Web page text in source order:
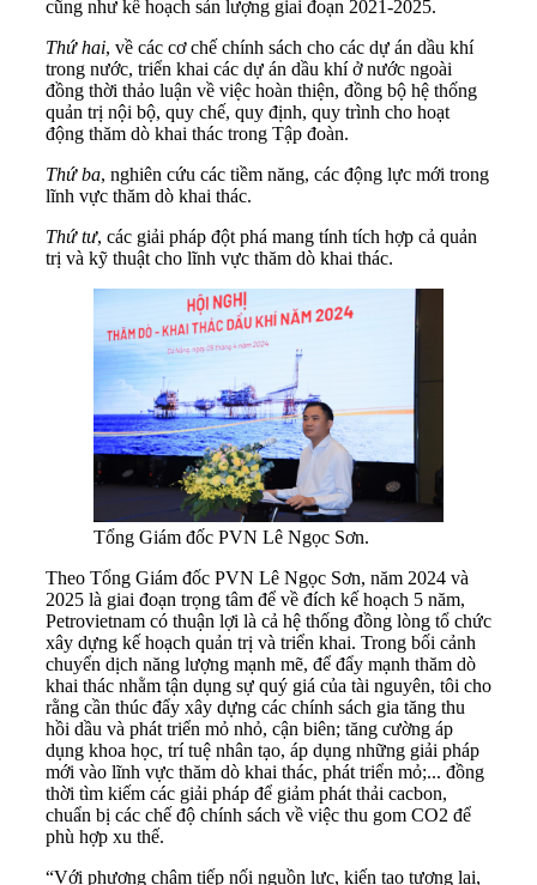
cũng như kế hoạch sản lượng giai đoạn 2021-2025.
Thứ hai, về các cơ chế chính sách cho các dự án dầu khí
trong nước, triển khai các dự án dầu khí ở nước ngoài
đồng thời thảo luận về việc hoàn thiện, đồng bộ hệ thống
quản trị nội bộ, quy chế, quy định, quy trình cho hoạt
động thăm dò khai thác trong Tập đoàn.
Thứ ba, nghiên cứu các tiềm năng, các động lực mới trong
lĩnh vực thăm dò khai thác.
Thứ tư, các giải pháp đột phá mang tính tích hợp cả quản
trị và kỹ thuật cho lĩnh vực thăm dò khai thác.
Tổng Giám đốc PVN Lê Ngọc Sơn.
Theo Tổng Giám đốc PVN Lê Ngọc Sơn, năm 2024 và
2025 là giai đoạn trọng tâm để về đích kế hoạch 5 năm,
Petrovietnam có thuận lợi là cả hệ thống đồng lòng tổ chức
xây dựng kế hoạch quản trị và triển khai. Trong bối cảnh
chuyển dịch năng lượng mạnh mẽ, để đẩy mạnh thăm dò
khai thác nhằm tận dụng sự quý giá của tài nguyên, tôi cho
rằng cần thúc đẩy xây dựng các chính sách gia tăng thu
hồi dầu và phát triển mỏ nhỏ, cận biên; tăng cường áp
dụng khoa học, trí tuệ nhân tạo, áp dụng những giải pháp
mới vào lĩnh vực thăm dò khai thác, phát triển mỏ;... đồng
thời tìm kiếm các giải pháp để giảm phát thải cacbon,
chuẩn bị các chế độ chính sách về việc thu gom CO2 để
phù hợp xu thế.
“Với phương châm tiếp nối nguồn lực, kiến tạo tương lai,